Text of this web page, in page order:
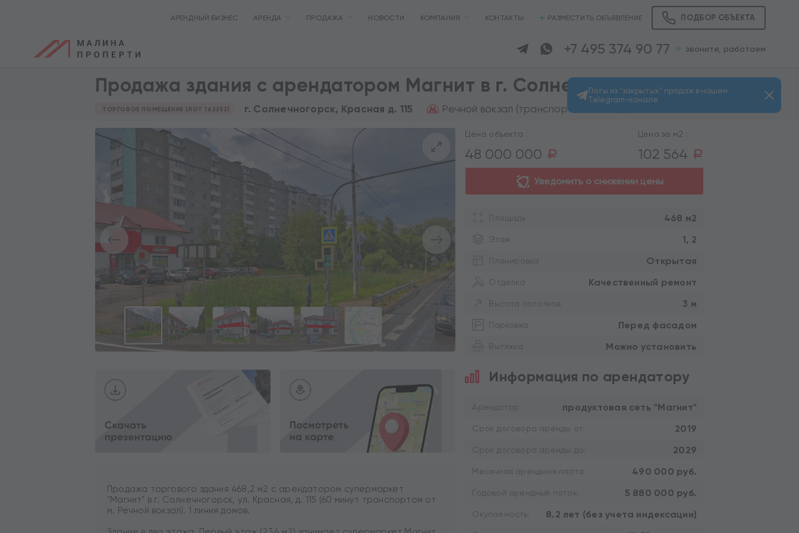
АРЕНДНЫЙ БИЗНЕС АРЕНДА ПРОДАЖА НОВОСТИ КОМПАНИЯ КОНТАКТЫ РАЗМЕСТИТЬ ОБЪЯВЛЕНИЕ ПОДБОР ОБЪЕКТА
+7 495 374 90 77 звоните, работаем
Продажа здания с арендатором Магнит в г. Солнечногорск
ТОРГОВОЕ ПОМЕЩЕНИЕ (ЛОТ 162252) г. Солнечногорск, Красная д. 115 Речной вокзал (транспортом 60 мин.)
Продажа торгового здания 468,2 м2 с арендатором супермаркет
"Магнит" в г. Солнечногорск, ул. Красная, д. 115 (60 минут транспортом от
м. Речной вокзал). 1 линия домов.
Цена объекта :
48 000 000 a
Цена за м2 :
102 564 a
Уведомить о снижении цены
Площадь 468 м2
Этаж 1, 2
Планировка Открытая
Отделка Качественный ремонт
Высота потолков 3 м
Парковка Перед фасадом
Вытяжка Можно установить
Информация по арендатору
Арендатор: продуктовая сеть "Магнит"
Срок договора аренды от: 2019
Срок договора аренды до: 2029
Месячная арендная плата: 490 000 руб.
Годовой арендный поток: 5 880 000 руб.
Окупаемость: 8.2 лет (без учета индексации)
Лоты из "закрытых" продаж в нашем
Telegram-канале